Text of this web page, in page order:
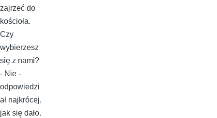
zajrzeć do
kościoła.
Czy
wybierzesz
się z nami?
- Nie -
odpowiedzi
ał najkrócej,
jak się dało.